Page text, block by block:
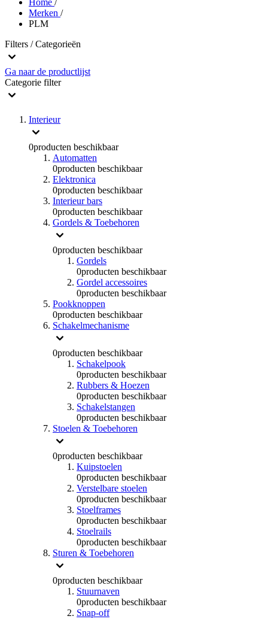
Home /
Merken /
PLM
Filters / Categorieën
Ga naar de productlijst
Categorie filter
Interieur
0producten beschikbaar
Automatten
0producten beschikbaar
Elektronica
0producten beschikbaar
Interieur bars
0producten beschikbaar
Gordels & Toebehoren
0producten beschikbaar
Gordels
0producten beschikbaar
Gordel accessoires
0producten beschikbaar
Pookknoppen
0producten beschikbaar
Schakelmechanisme
0producten beschikbaar
Schakelpook
0producten beschikbaar
Rubbers & Hoezen
0producten beschikbaar
Schakelstangen
0producten beschikbaar
Stoelen & Toebehoren
0producten beschikbaar
Kuipstoelen
0producten beschikbaar
Verstelbare stoelen
0producten beschikbaar
Stoelframes
0producten beschikbaar
Stoelrails
0producten beschikbaar
Sturen & Toebehoren
0producten beschikbaar
Stuurnaven
0producten beschikbaar
Snap-off